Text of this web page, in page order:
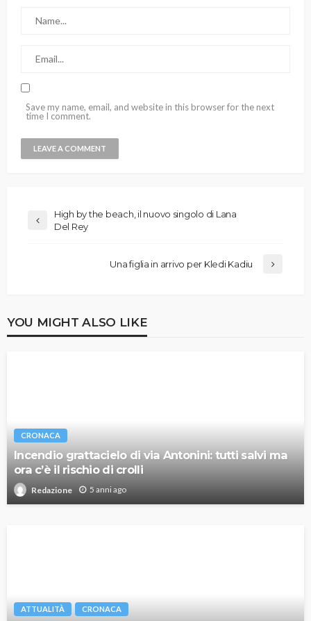
Save my name, email, and website in this browser for the next
time I comment.
High by the beach, il nuovo singolo di Lana
Del Rey
Una figlia in arrivo per Kledi Kadiu
YOU MIGHT ALSO LIKE
CRONACA
Incendio grattacielo di via Antonini: tutti salvi ma
ora c’è il rischio di crolli
Redazione 5 anni ago
ATTUALITÀ CRONACA